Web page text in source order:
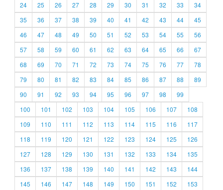
24
25 26 27 28 29 30 31 32 33
34
35
36 37 38 39 40 41 42 43 44
45
46
47 48 49 50 51 52 53 54 55
56
57
58 59 60 61 62 63 64 65 66
67
68
69 70 71 72 73 74 75 76 77
78
79
80 81 82 83 84 85 86 87 88
89
90
91 92 93 94 95 96 97 98
99
100
101 102 103 104 105 106 107
108
109
110 111 112 113 114 115 116
117
118
119 120 121 122 123 124 125
126
127
128 129 130 131 132 133 134
135
136
137 138 139 140 141 142 143
144
145
146 147 148 149 150 151 152
153